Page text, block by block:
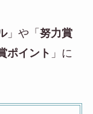
」や「努力賞
ポイント 」に